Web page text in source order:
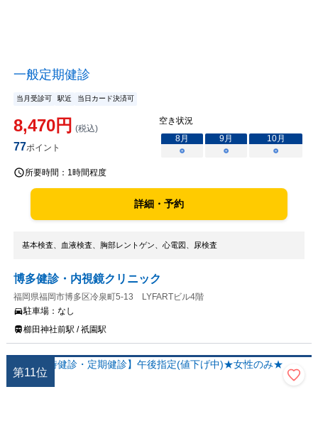
一般定期健診
当月受診可 駅近 当日カード決済可
8,470円 (税込)
77ポイント
空き状況
8月 9月 10月
○
○ ○
所要時間： 1時間程度
詳細・予約
基本検査、血液検査、胸部レントゲン、心電図、尿検査
博多健診・内視鏡クリニック
福岡県福岡市博多区冷泉町5-13 LYFARTビル4階
駐車場： なし
櫛田神社前駅 / 祇園駅
第11位